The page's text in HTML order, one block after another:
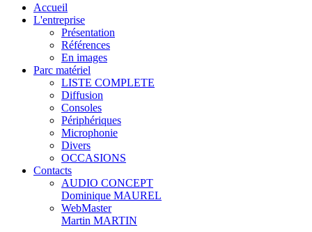
Accueil
L'entreprise
Présentation
Références
En images
Parc matériel
LISTE COMPLETE
Diffusion
Consoles
Périphériques
Microphonie
Divers
OCCASIONS
Contacts
AUDIO CONCEPT
Dominique MAUREL
WebMaster
Martin MARTIN